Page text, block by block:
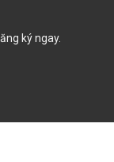
ký ngay.